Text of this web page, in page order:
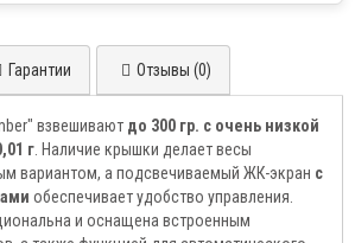
Гарантии Отзывы (0)
взвешивают до 300 гр. с очень низкой
г . Наличие крышки делает весы
вариантом, а подсвечиваемый ЖК-экран с
обеспечивает удобство управления.
и оснащена встроенным